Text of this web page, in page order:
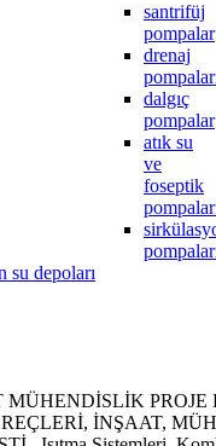
santrifüj
pompalar
drenaj
dalgıç
pompalar
atık su
ve
foseptik
su depoları